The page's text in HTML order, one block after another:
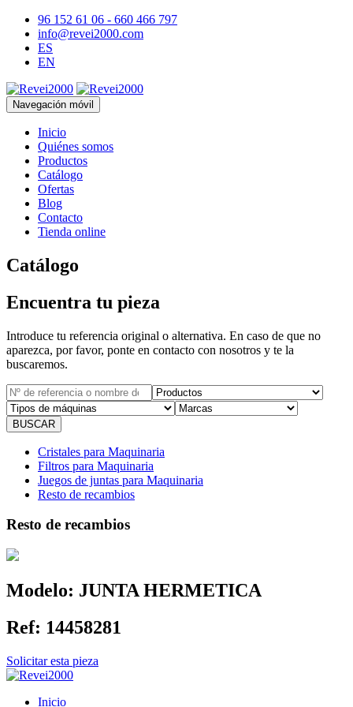
96 152 61 06 - 660 466 797
info@revei2000.com
ES
EN
Navegación móvil
Inicio
Quiénes somos
Productos
Catálogo
Ofertas
Blog
Contacto
Tienda online
Catálogo
Encuentra tu pieza
Introduce tu referencia original o alternativa. En caso de que no
aparezca, por favor, ponte en contacto con nosotros y te la
buscaremos.
Cristales para Maquinaria
Filtros para Maquinaria
Juegos de juntas para Maquinaria
Resto de recambios
Resto de recambios
Modelo: JUNTA HERMETICA
Ref: 14458281
Solicitar esta pieza
Inicio